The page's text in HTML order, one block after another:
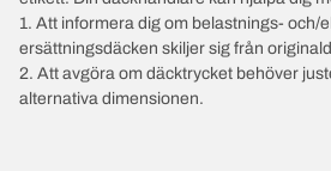
1. Att informera dig om belastnings- och/
ersättningsdäcken skiljer sig från
2. Att avgöra om däcktrycket behöver
alternativa dimensionen.